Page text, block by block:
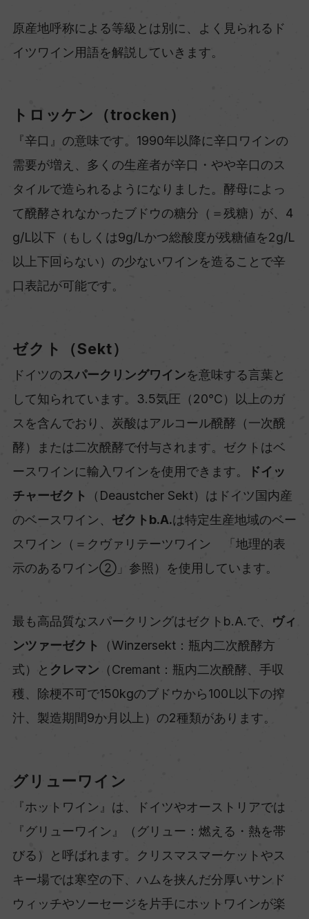
原産地呼称による等級とは別に、よく見られるド
イツワイン用語を解説していきます。
トロッケン（trocken）
『辛口』の意味です。1990年以降に辛口ワインの
需要が増え、多くの生産者が辛口・やや辛口のス
タイルで造られるようになりました。酵母によっ
て醗酵されなかったブドウの糖分（＝残糖）が、4
g/L以下（もしくは9g/Lかつ総酸度が残糖値を2g/L
以上下回らない）の少ないワインを造ることで辛
口表記が可能です。
ゼクト（Sekt）
ドイツのスパークリングワインを意味する言葉と
して知られています。3.5気圧（20℃）以上のガ
スを含んでおり、炭酸はアルコール醗酵（一次醗
酵）または二次醗酵で付与されます。ゼクトはベ
ースワインに輸入ワインを使用できます。
ドイッ
チャーゼクト
（Deaustcher Sekt）はドイツ国内産
のベースワイン、 ゼクトb.A.は特定生産地域のベー
スワイン（＝クヴァリテーツワイン 「地理的表
示のあるワイン②」参照）を使用しています。
最も高品質なスパークリングはゼクトb.A.で、 ヴィ
ンツァーゼクト
（Winzersekt：瓶内二次醗酵方
式）と クレマン （Cremant：瓶内二次醗酵、手収
穫、除梗不可で150kgのブドウから100L以下の搾
汁、製造期間9か月以上）の2種類があります。
グリューワイン
『ホットワイン』は、ドイツやオーストリアでは
『グリューワイン』（グリュー：燃える・熱を帯
びる）と呼ばれます。クリスマスマーケットやス
キー場では寒空の下、ハムを挟んだ分厚いサンド
ウィッチやソーセージを片手にホットワインが楽